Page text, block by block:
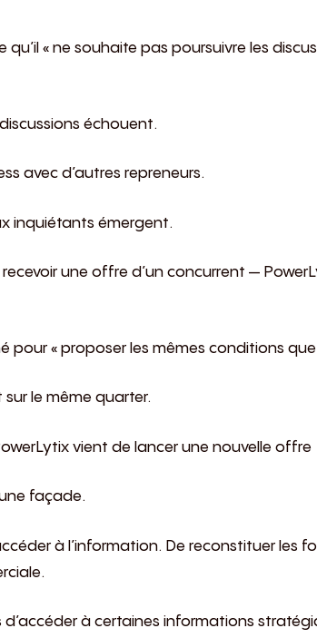
« ne souhaite pas poursuivre les
échouent.
avec d’autres repreneurs.
inquiétants émergent.
une offre d’un concurrent —
pour « proposer les mêmes conditions que
le même quarter.
vient de lancer une nouvelle
façade.
à l’information. De reconstituer les
à certaines informations